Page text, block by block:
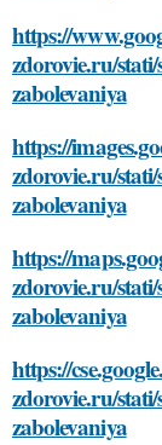
https://
zdorovie.ru/
zabolevaniya
https://
zdorovie.ru/
zabolevaniya
https://
zdorovie.ru/
zabolevaniya
https://
zdorovie.ru/
zabolevaniya